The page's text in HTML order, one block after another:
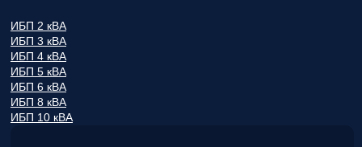
ИБП 2 кВА
ИБП 3 кВА
ИБП 4 кВА
ИБП 5 кВА
ИБП 6 кВА
ИБП 8 кВА
ИБП 10 кВА